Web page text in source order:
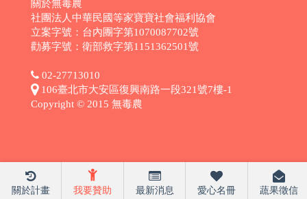
關於計畫 我要贊助 最新消息 愛心名冊 蔬果徵信
關於無毒農
社團法人中華民國等家寶寶社會福利協會
立案字號：台內團字第1070087702號
勸募字號：衛部救字第1151362501號
02-27713010
106臺北市大安區復興南路一段321號7樓-1
Copyright © 2015 無毒農